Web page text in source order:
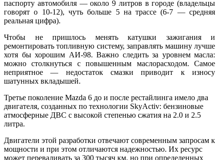
паспорту автомобиля — около 9 литров в городе (владельцы
говорят о 10-12), чуть больше 5 на трассе (6-7 — средняя
реальная цифра).
Чтобы не пришлось менять катушки зажигания и
ремонтировать топливную систему, заправлять машину лучше
хотя бы хорошим АИ-98. Важно следить за уровнем масла:
можно столкнуться с повышенным маслорасходом. Самое
неприятное — недостаток смазки приводит к износу
шатунных вкладышей.
Третье поколение Mazda 6 до и после рестайлинга имело два
двигателя, созданных по технологии SkyActiv: бензиновые
атмосферные ДВС с высокой степенью сжатия на 2.0 и 2.5
литра.
Двигатели этой разработки отвечают современным запросам к
мощности и при этом отличаются надежностью. Их ресурс
может переваливать за 300 тысяч км, но при определенных